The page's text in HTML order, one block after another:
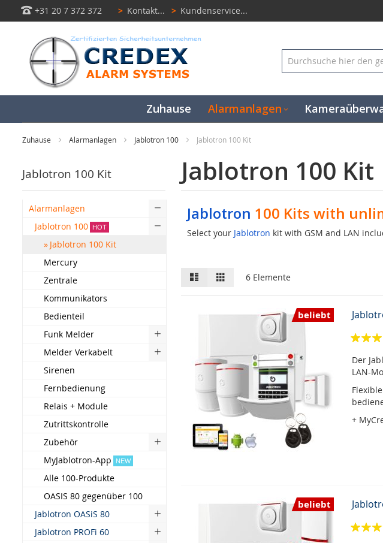
+31 20 7 372 372 > Kontakt... > Kundenservice...
Zuhause Alarmanlagen
Zuhause Alarmanlagen Jablotron 100 Jablotron 100 Kit
Jablotron 100 Kit
Jablotron 100 Kits with
Select your Jablotron kit with GSM and LAN
Liste Gitter
6Elemente
beliebt
Der
LAN-
+
beliebt
Jablotron 100 Kit
Alarmanlagen
Jablotron 100
HOT
Jablotron 100 Kit
Mercury
Zentrale
Kommunikators
Bedienteil
Funk Melder
Melder Verkabelt
Sirenen
Fernbedienung
Relais + Module
Zutrittskontrolle
Zubehör
MyJablotron-App
NEW
Alle 100-Produkte
OASIS 80 gegenüber 100
Jablotron OASiS 80
Jablotron PROFi 60